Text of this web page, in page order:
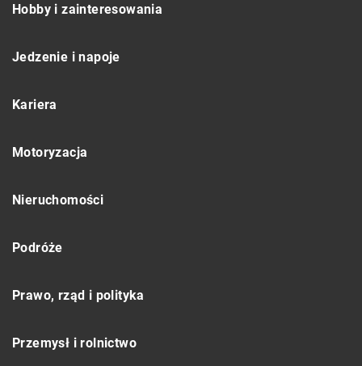
Hobby i zainteresowania
Jedzenie i napoje
Kariera
Motoryzacja
Nieruchomości
Podróże
Prawo, rząd i polityka
Przemysł i rolnictwo